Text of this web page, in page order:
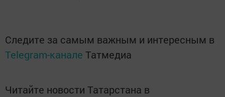
Следите за самым важным и интересным в
Telegram-канале Татмедиа
Читайте новости Татарстана в